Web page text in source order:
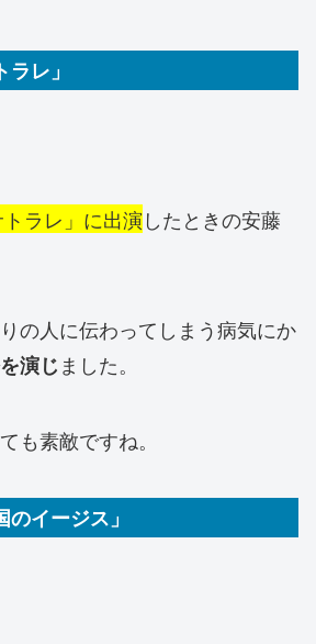
レ」
トラレ」に出演したときの安藤
の人に伝わってしまう病気にか
演じ ました。
も素敵ですね。
のイージス」